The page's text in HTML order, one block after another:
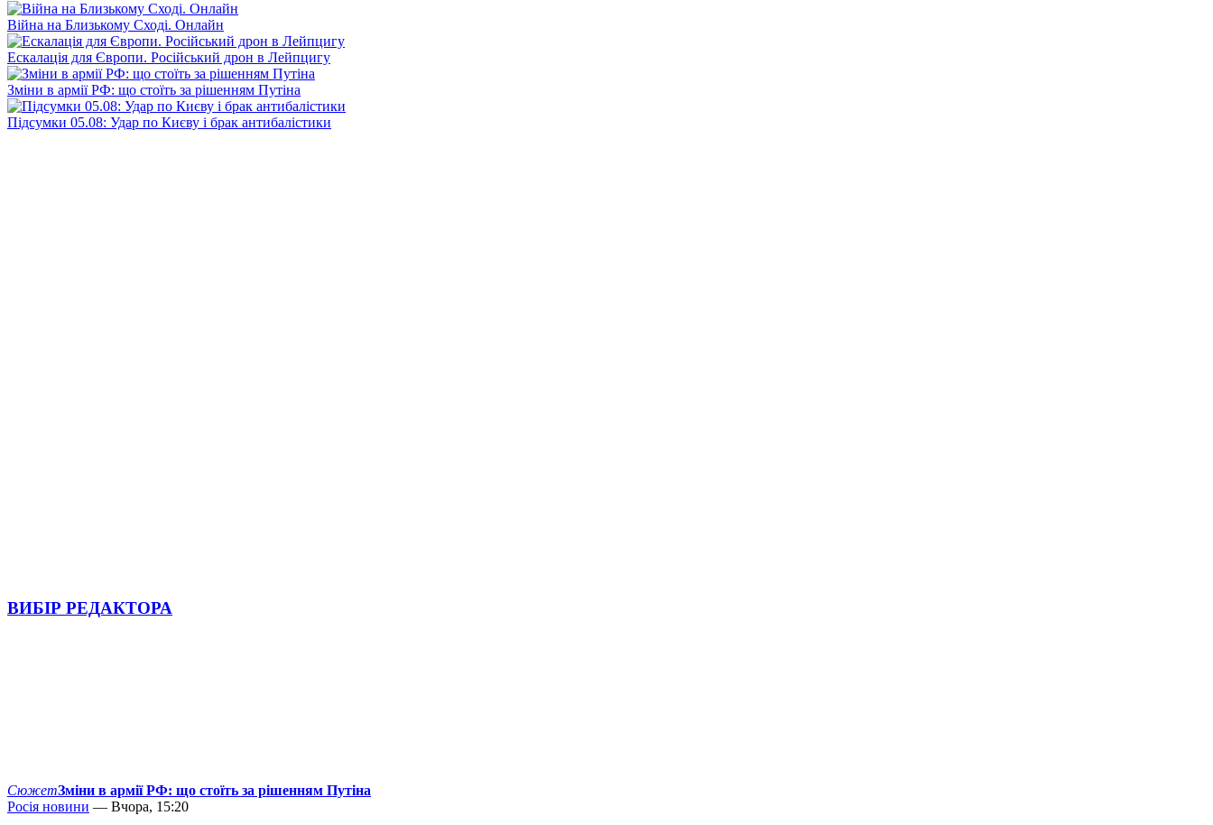
Війна на Близькому Сході. Онлайн
Ескалація для Європи. Російський дрон в Лейпцигу
Зміни в армії РФ: що стоїть за рішенням Путіна
Підсумки 05.08: Удар по Києву і брак антибалістики
ВИБІР РЕДАКТОРА
СюжетЗміни в армії РФ: що стоїть за рішенням Путіна
Росія новини — Вчора, 15:20